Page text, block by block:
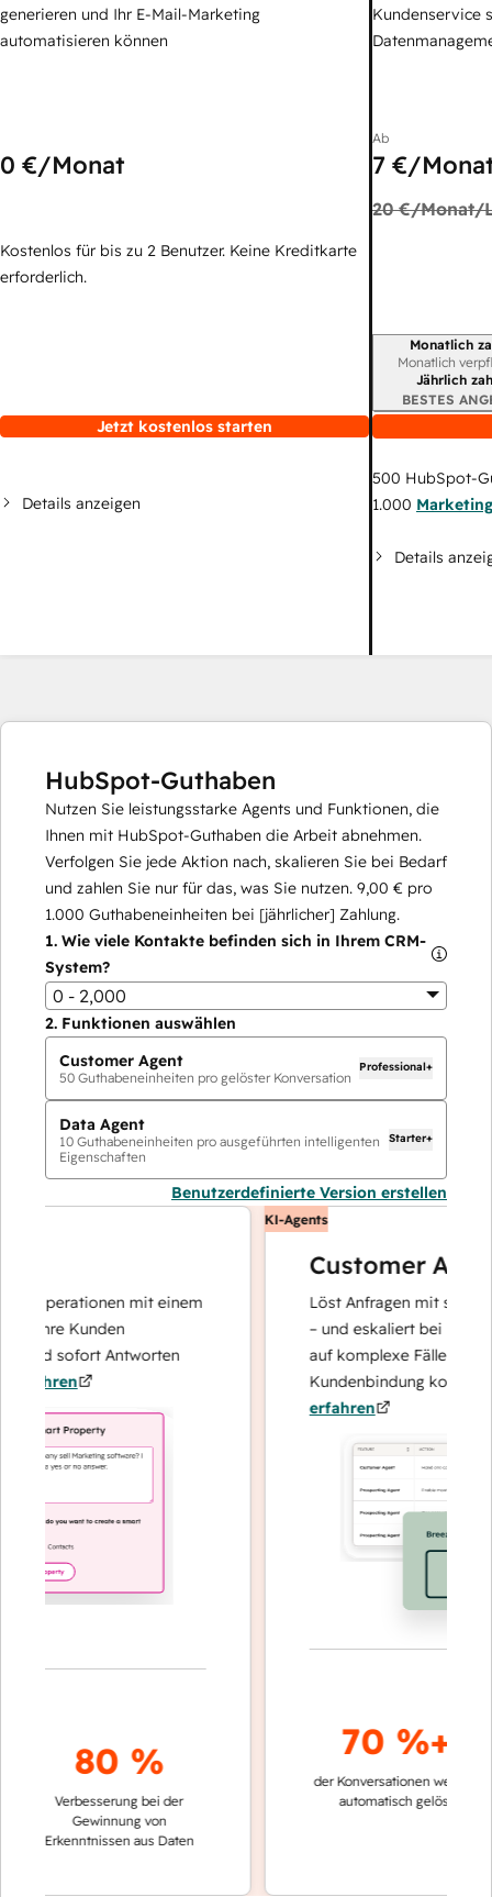
generieren und Ihr E-Mail-Marketing
automatisieren können
0 €/Monat
Kostenlos für bis zu 2 Benutzer. Keine Kreditkarte
erforderlich.
Jetzt kostenlos starten
Details anzeigen
Kundenservice
Ab
7 €/
20 €/Monat/
Monatlich
Monatlich
Jährlich
BESTES
500 HubSpot-
1.000
Details
HubSpot-Guthaben
Nutzen Sie leistungsstarke Agents und Funktionen, die
Ihnen mit HubSpot-Guthaben die Arbeit abnehmen.
Verfolgen Sie jede Aktion nach, skalieren Sie bei Bedarf
und zahlen Sie nur für das, was Sie nutzen. 9,00 € pro
1.000 Guthabeneinheiten bei [jährlicher] Zahlung.
1. Wie viele Kontakte befinden sich in Ihrem CRM-
System?
0 - 2,000
2. Funktionen auswählen
Customer Agent
50 Guthabeneinheiten pro gelöster Konversation
Professional+
Data Agent
10 Guthabeneinheiten pro ausgeführten intelligenten
Eigenschaften
Starter+
Benutzerdefinierte Version erstellen
mit einem
Kunden
sofort Antworten
80 %
Verbesserung bei der
Gewinnung von
Erkenntnissen aus Daten
KI-Agents
Customer Agent
Löst Anfragen mit schnellen,
– und eskaliert bei Bedarf,
auf komplexe Fälle und den
Kundenbindung
erfahren
70 %+
der Konversationen werden
automatisch gelöst